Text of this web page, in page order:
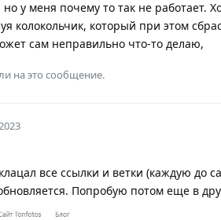
но у меня почему то так не работает.
колокольчик, который при этом
сам неправильно что-то делаю,
на это сообщение.
все ссылки и ветки (каждую до
Попробую потом еще в